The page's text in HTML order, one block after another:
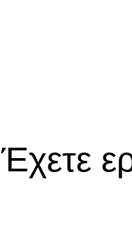
Έχετε